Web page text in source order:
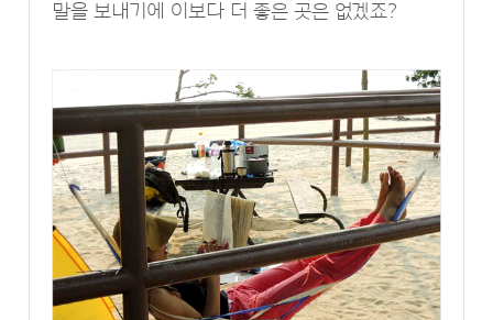
말을 보내기에 이보다 더 좋은 곳은 없겠죠?